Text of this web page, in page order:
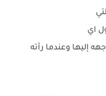
اي
إليها وعندما رأته